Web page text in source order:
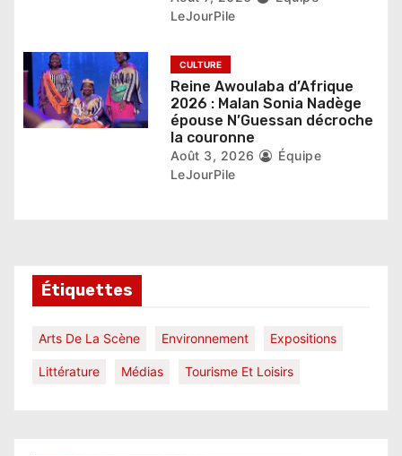
LeJourPile
CULTURE
Reine Awoulaba d’Afrique
2026 : Malan Sonia Nadège
épouse N’Guessan décroche
la couronne
Août 3, 2026
Équipe
LeJourPile
Étiquettes
Arts De La Scène Environnement Expositions
Littérature Médias Tourisme Et Loisirs